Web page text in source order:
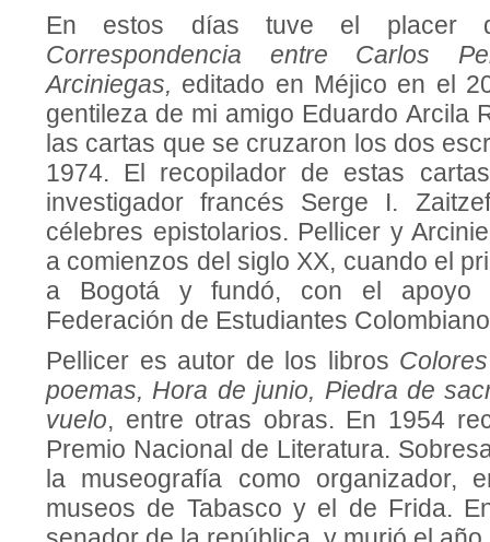
En estos días tuve el placer
Correspondencia entre Carlos
Arciniegas, editado en Méjico en el
gentileza de mi amigo Eduardo Arcila
las cartas que se cruzaron los dos
1974. El recopilador de estas
investigador francés Serge I.
célebres epistolarios. Pellicer y
a comienzos del siglo XX, cuando el
a Bogotá y fundó, con el apoyo
Federación de Estudiantes
Pellicer es autor de los libros
poemas, Hora de junio, Piedra de
vuelo, entre otras obras. En 1954
Premio Nacional de Literatura.
la museografía como organizador,
museos de Tabasco y el de Frida.